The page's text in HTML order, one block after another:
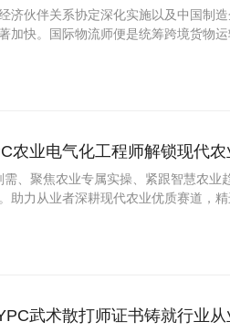
济伙伴关系协定深化实施以及中国制
加快。国际物流师便是统筹跨境货物运
农业电气化工程师解锁现代
、聚焦农业专属实操、紧跟智慧农业
助力从业者深耕现代农业优质赛道，
武术散打师证书铸就行业